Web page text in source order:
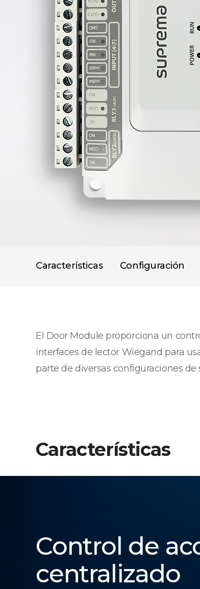
Características Configuración
El Door Module proporciona un
interfaces de lector Wiegand para
parte de diversas configuraciones de
Características
Control de
centralizado